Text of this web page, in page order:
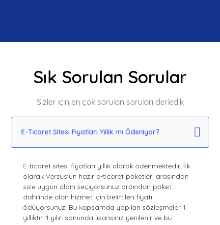
Sık Sorulan Sorular
Sizler için en çok sorulan soruları derledik
E-Ticaret Sitesi Fiyatları Yıllık mı Ödeniyor?
E-ticaret sitesi fiyatları yıllık olarak ödenmektedir. İlk
olarak Versus'un hazır e-ticaret paketleri arasından
size uygun olanı seçiyorsunuz ardından paket
dahilinde olan hizmet için belirtilen fiyatı
ödüyorsunuz. Bu kapsamda yapılan sözleşmeler 1
yıllıktır. 1 yılın sonunda lisansınız yenilenir ve bu